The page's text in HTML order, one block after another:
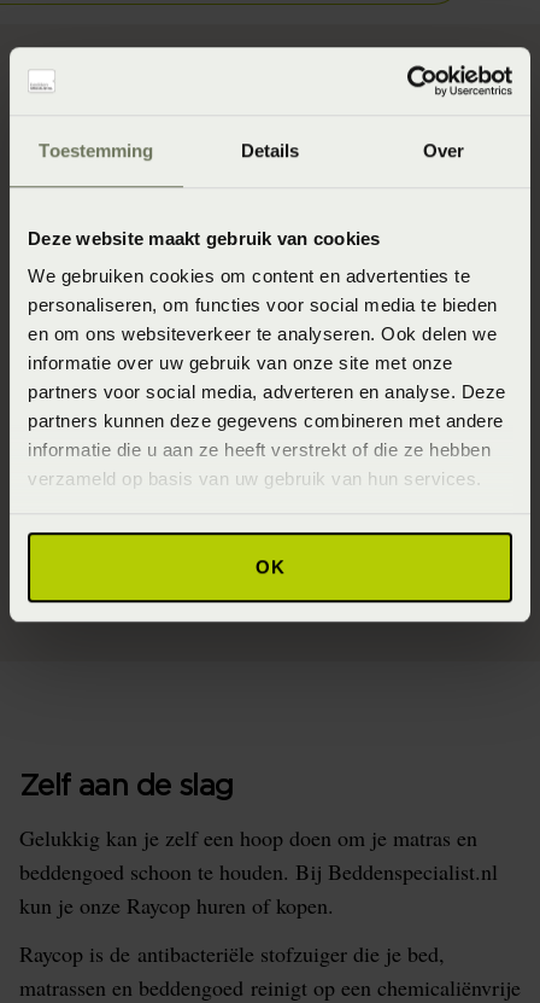
Toestemming Details Over
Deze website maakt gebruik van cookies
We gebruiken cookies om content en advertenties te
personaliseren, om functies voor social media te bieden
en om ons websiteverkeer te analyseren. Ook delen we
informatie over uw gebruik van onze site met onze
partners voor social media, adverteren en analyse. Deze
partners kunnen deze gegevens combineren met andere
informatie die u aan ze heeft verstrekt of die ze hebben
verzameld op basis van uw gebruik van hun services.
OK
Huisdieren
verliezen is een sterke uitlokker van allergie aanvallen.
Gelukkig slapen de meeste huisdieren netjes op hun
eigen plek in huis.
Hygiëne
Pollen kunnen op verschillende manieren het huis
betreden, zoals in kleding, haar, etc.
Voor het slapengaan is douchen een echte must om met
zorgvuldig je kleding en hetbedtextiel
Zelf aan de slag
Gelukkig kan je zelf een hoop doen om je matras en
beddengoed schoon te houden. Bij Beddenspecialist.nl
kun je onze Raycop huren of kopen.
Raycop is de antibacteriële stofzuiger die je bed,
matrassen en beddengoed reinigt op een chemicaliënvrije